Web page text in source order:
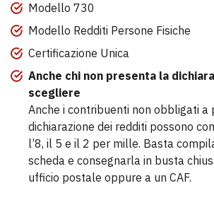
Modello 730
Modello Redditi Persone Fisiche
Certificazione Unica
Anche chi non presenta la
scegliere
Anche i contribuenti non obbligati a
dichiarazione dei redditi possono
l’8, il 5 e il 2 per mille. Basta
scheda e consegnarla in busta
ufficio postale oppure a un CAF.